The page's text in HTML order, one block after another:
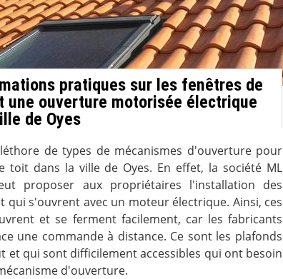
pratiques sur les fenêtres de
une ouverture motorisée électrique
de Oyes
de types de mécanismes d'ouverture pour
toit dans la ville de Oyes. En effet, la société ML
proposer aux propriétaires l'installation des
qui s'ouvrent avec un moteur électrique. Ainsi, ces
et se ferment facilement, car les fabricants
une commande à distance. Ce sont les plafonds
et qui sont difficilement accessibles qui ont besoin
d'ouverture.